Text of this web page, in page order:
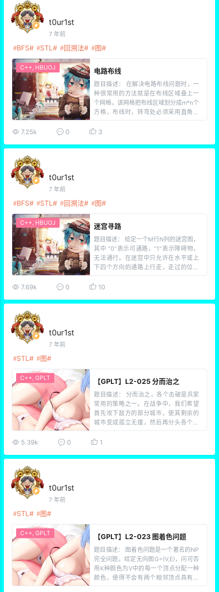
t0ur1st
7 年前
BFS STL 回溯法 图
电路布线
题目描述： 在解决电路布线问题时，一
种很常用的方法就是在布线区域叠上一
个网格，该网格把布线区域划分成m*n个
方格，布线时，转弯处必须采用直角，
如已经有某条线路经过一个方格时，则
在该方格上不允许叠加布线。如下图所
一个方格b（8,8）的中心点布线时， 每
C++, HBUOJ
7.25k 0 3
t0ur1st
7 年前
BFS STL 回溯法 图
迷宫寻路
题目描述： 给定一个M行N列的迷宫图，
其中 “0”表示可通路，”1″表示障碍物，
无法通行。在迷宫中只允许在水平或上
下四个方向的通路上行走，走过的位置
不能重复走。 5行8列的迷宫如下： 0 1 1
C++, HBUOJ
7.69k 0 10
t0ur1st
7 年前
STL 图
【GPLT】L2-025 分而治之
题目描述： 分而治之，各个击破是兵家
常用的策略之一。在战争中，我们希望
首先攻下敌方的部分城市，使其剩余的
城市变成孤立无援，然后再分头各个击
破。为此参谋部提供了若干打击方案。
本题就请你编写程序，判断每个方案的
两个正整数 N 和 M（均不超过10 00
C++, GPLT
5.39k 0 1
t0ur1st
7 年前
STL 图
【GPLT】L2-023 图着色问题
题目描述： 图着色问题是一个著名的NP
完全问题。给定无向图G=(V,E)，问可否
用K种颜色为V中的每一个顶点分配一种
颜色，使得不会有两个相邻顶点具有同
一种颜色？ 但本题并不是要你解决这个
C++, GPLT